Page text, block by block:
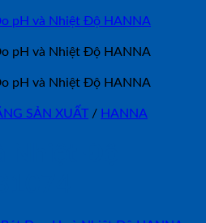
SẢN XUẤT / HANNA